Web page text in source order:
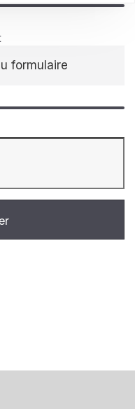
formulaire